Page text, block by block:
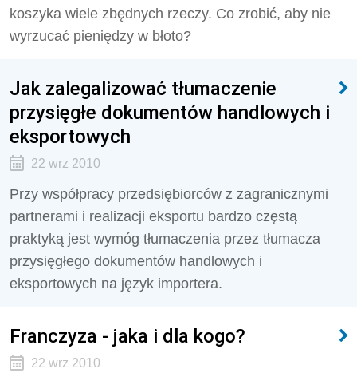
koszyka wiele zbędnych rzeczy. Co zrobić, aby nie
wyrzucać pieniędzy w błoto?
Jak zalegalizować tłumaczenie
przysięgłe dokumentów handlowych i
eksportowych
22 wrz 2010
Przy współpracy przedsiębiorców z zagranicznymi
partnerami i realizacji eksportu bardzo częstą
praktyką jest wymóg tłumaczenia przez tłumacza
przysięgłego dokumentów handlowych i
eksportowych na język importera.
Franczyza - jaka i dla kogo?
22 wrz 2010